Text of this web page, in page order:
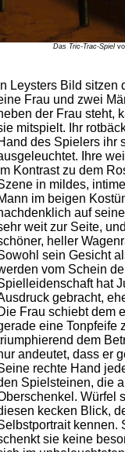
Das Tric-Trac-Spiel
In Leysters Bild
Frau und zwei
der Frau steht,
mitspielt. Ihr
des Spielers ihr
Ihre
Kontrast zu dem
in mildes,
im beigen
auf
weit zur Seite,
heller
sein Gesicht
vom Schein
hat
gebracht,
Frau schiebt dem
eine Tonpfeife
dem
andeutet, dass er
rechte Hand
Spielsteinen, die
Würfel
kecken Blick,
kennen.
sie keine